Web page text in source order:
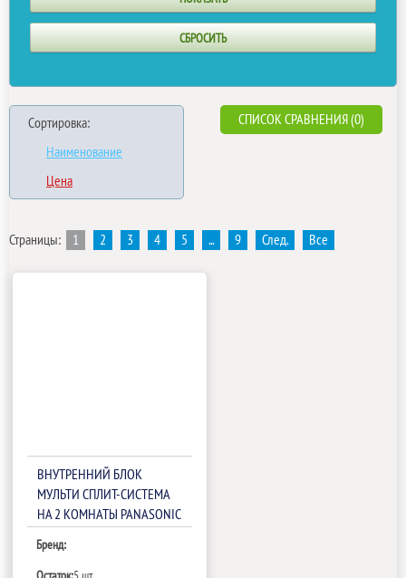
Сортировка:
Наименование
Цена
СПИСОК СРАВНЕНИЯ (0)
Страницы: 1 2 3 4 5 ... 9 След. Все
ВНУТРЕННИЙ БЛОК
МУЛЬТИ СПЛИТ-СИСТЕМА
НА 2 КОМНАТЫ PANASONIC
E7RKDW*2ШТ
Бренд: